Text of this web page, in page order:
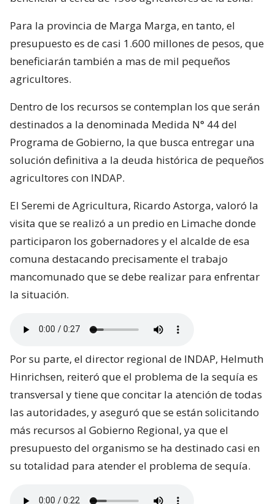
Para la provincia de Marga Marga, en tanto, el
presupuesto es de casi 1.600 millones de pesos, que
beneficiarán también a mas de mil pequeños
agricultores.
Dentro de los recursos se contemplan los que serán
destinados a la denominada Medida N° 44 del
Programa de Gobierno, la que busca entregar una
solución definitiva a la deuda histórica de pequeños
agricultores con INDAP.
El Seremi de Agricultura, Ricardo Astorga, valoró la
visita que se realizó a un predio en Limache donde
participaron los gobernadores y el alcalde de esa
comuna destacando precisamente el trabajo
mancomunado que se debe realizar para enfrentar
la situación.
Por su parte, el director regional de INDAP, Helmuth
Hinrichsen, reiteró que el problema de la sequía es
transversal y tiene que concitar la atención de todas
las autoridades, y aseguró que se están solicitando
más recursos al Gobierno Regional, ya que el
presupuesto del organismo se ha destinado casi en
su totalidad para atender el problema de sequía.